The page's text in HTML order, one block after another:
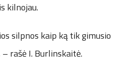
kilnojau.
silpnos kaip ką tik gimusio
rašė I. Burlinskaitė.